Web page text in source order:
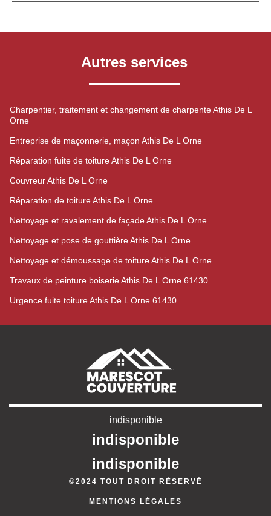
Autres services
Charpentier, traitement et changement de charpente Athis De L
Orne
Entreprise de maçonnerie, maçon Athis De L Orne
Réparation fuite de toiture Athis De L Orne
Couvreur Athis De L Orne
Réparation de toiture Athis De L Orne
Nettoyage et ravalement de façade Athis De L Orne
Nettoyage et pose de gouttière Athis De L Orne
Nettoyage et démoussage de toiture Athis De L Orne
Travaux de peinture boiserie Athis De L Orne 61430
Urgence fuite toiture Athis De L Orne 61430
indisponible
indisponible
indisponible
©2024 TOUT DROIT RÉSERVÉ
MENTIONS LÉGALES